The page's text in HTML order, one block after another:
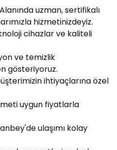
Alanında uzman, sertifikalı
hizmetinizdeyiz.
cihazlar ve kaliteli
ve temizlik
gösteriyoruz.
ihtiyaçlarına özel
uygun fiyatlarla
ulaşımı kolay